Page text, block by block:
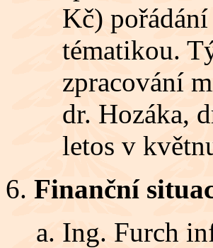
Kč)
tématikou.
zpracování
dr. Hozáka,
letos v
Finanční
Ing. Furch